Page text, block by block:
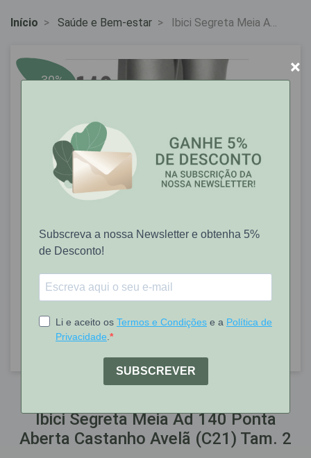
Início Saúde e Bem-estar
Castanho Avelã (C21)
-30%
Ibici Segreta Meia Ad 140 Ponta
Aberta Castanho Avelã (C21) Tam. 2
×